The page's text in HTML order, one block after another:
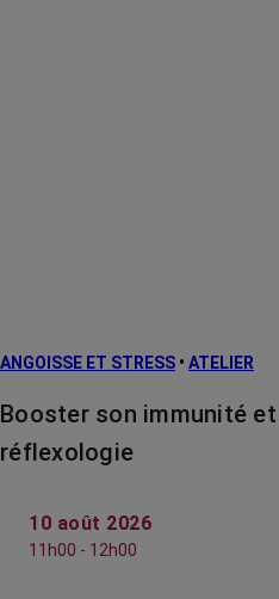
ANGOISSE ET STRESS • ATELIER
Booster son immunité
réflexologie
10 août 2026
11h00 - 12h00